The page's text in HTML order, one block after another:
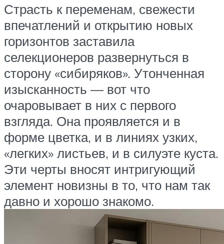
Страсть к переменам, свежести
впечатлений и открытию новых
горизонтов заставила
селекционеров развернуться в
сторону «сибиряков». Утонченная
изысканность — вот что
очаровывает в них с первого
взгляда. Она проявляется и в
форме цветка, и в линиях узких,
«легких» листьев, и в силуэте куста.
Эти черты вносят интригующий
элемент новизны в то, что нам так
давно и хорошо знакомо.